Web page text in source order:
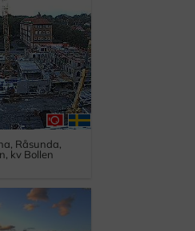
Råsunda,
kv Bollen